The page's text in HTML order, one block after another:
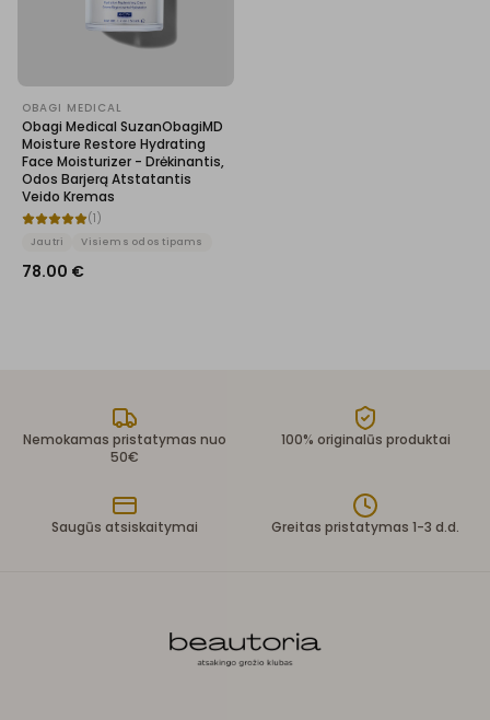
OBAGI MEDICAL
Obagi Medical SuzanObagiMD
Moisture Restore Hydrating
Face Moisturizer - Drėkinantis,
Odos Barjerą Atstatantis
Veido Kremas
(1 )
Jautri Visiems odos tipams
78.00 €
Nemokamas pristatymas nuo
50€
100% originalūs produktai
Saugūs atsiskaitymai Greitas pristatymas 1-3 d.d.